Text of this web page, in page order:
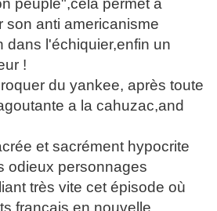
peuple",cela permet a
son anti americanisme
dans l'échiquier,enfin un
!
du yankee, après toute
a la cahuzac,and
et sacrément hypocrite
odieux personnages
très vite cet épisode où
francais en nouvelle